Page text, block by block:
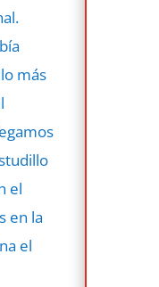
más
el
en la
el